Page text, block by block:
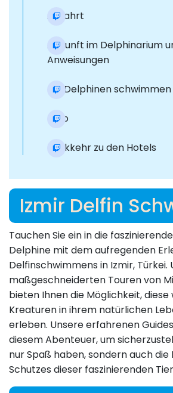
Abfahrt
Ankunft im Delphinarium
Anweisungen
Mit Delphinen schwimmen
Foto
Rückkehr zu den Hotels
Izmir Delfin
Tauchen Sie ein in die
Delphine mit dem aufregenden
Delfinschwimmens in Izmir, Türkei.
maßgeschneiderten Touren von
bieten Ihnen die Möglichkeit,
Kreaturen in ihrem natürlichen
erleben. Unsere erfahrenen
diesem Abenteuer, um
nur Spaß haben, sondern auch die
Schutzes dieser faszinierenden